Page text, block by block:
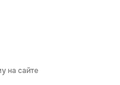
на сайте